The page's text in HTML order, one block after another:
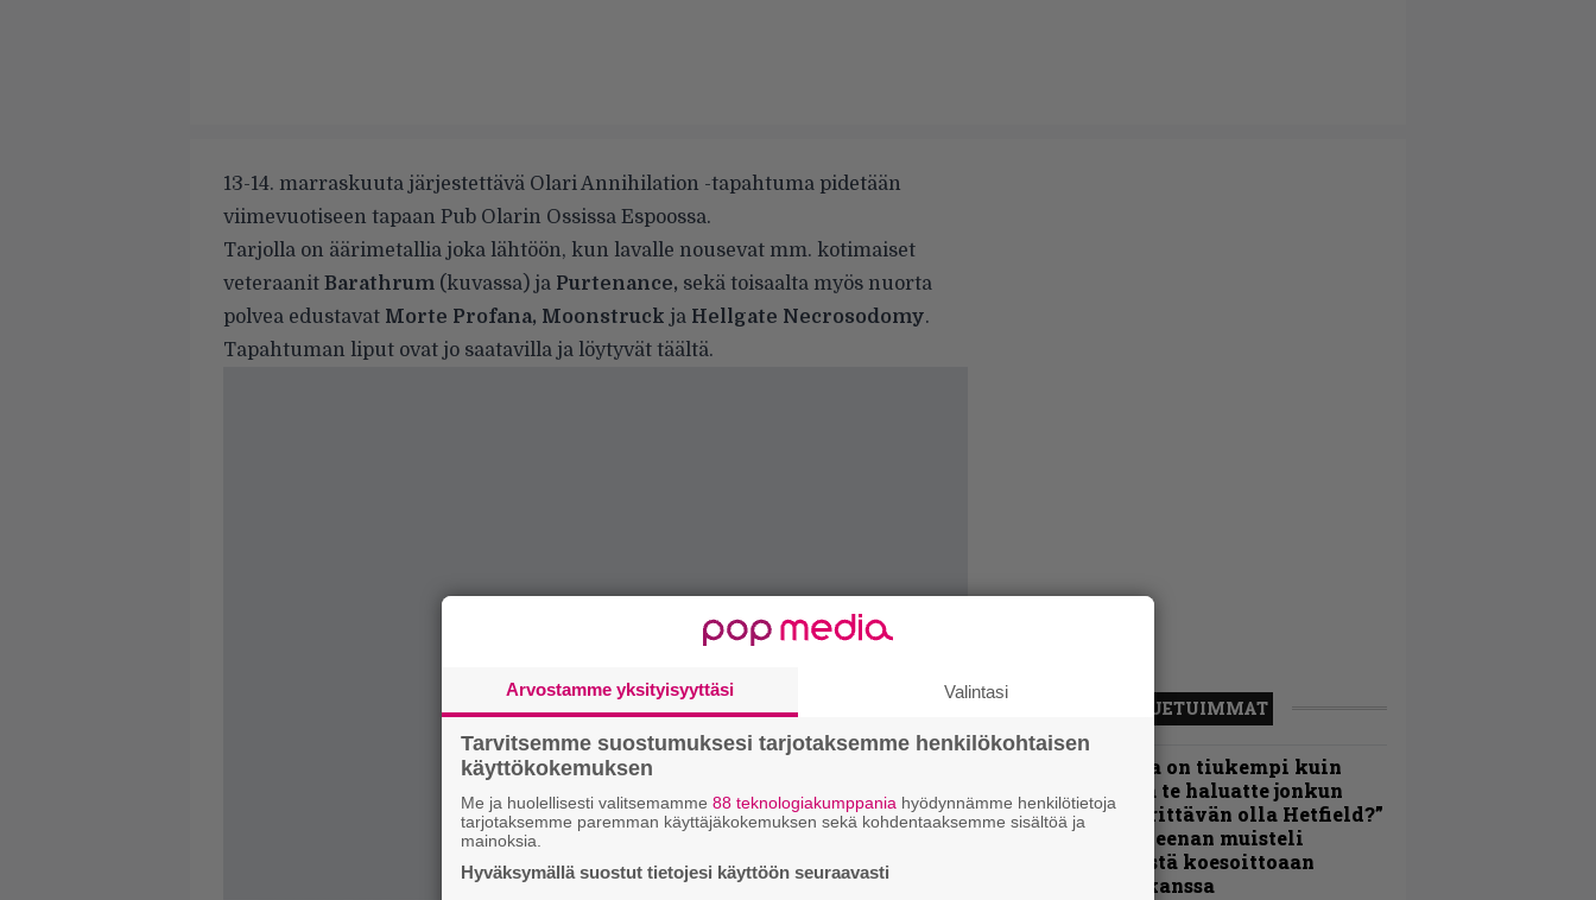
13-14. marraskuuta järjestettävä Olari Annihilation -tapahtuma pidetään
viimevuotiseen tapaan Pub Olarin Ossissa Espoossa.
Tarjolla on äärimetallia joka lähtöön, kun lavalle nousevat mm. kotimaiset
veteraanit Barathrum (kuvassa) ja Purtenance, sekä toisaalta myös nuorta
polvea edustavat Morte Profana, Moonstruck ja Hellgate Necrosodomy.
Tapahtuman liput ovat jo saatavilla ja löytyvät täältä.
LUETUIMMAT
”Metallica on tiukempi kuin
koskaan ja te haluatte jonkun
nulikan yrittävän olla Hetfield?”
– Pepper Keenan muisteli
ensimmäistä koesoittoaan
hevijätin kanssa
Arvostamme yksityisyyttäsi Valintasi
Tarvitsemme suostumuksesi tarjotaksemme henkilökohtaisen
käyttökokemuksen
Me ja huolellisesti valitsemamme 88 teknologiakumppania hyödynnämme henkilötietoja
tarjotaksemme paremman käyttäjäkokemuksen sekä kohdentaaksemme sisältöä ja
mainoksia.
Hyväksymällä suostut tietojesi käyttöön seuraavasti